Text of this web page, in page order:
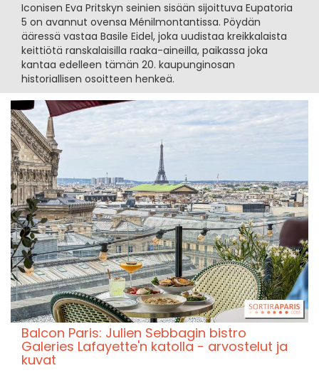
Iconisen Eva Pritskyn seinien sisään sijoittuva Eupatoria
5 on avannut ovensa Ménilmontantissa. Pöydän
ääressä vastaa Basile Eidel, joka uudistaa kreikkalaista
keittiötä ranskalaisilla raaka-aineilla, paikassa joka
kantaa edelleen tämän 20. kaupunginosan
historiallisen osoitteen henkeä.
Balcon Paris: Julien Sebbagin bistro
Galeries Lafayette'n katolla - arvostelut ja
kuvat